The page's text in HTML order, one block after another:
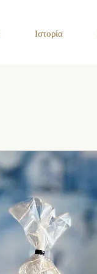
Ιστορία